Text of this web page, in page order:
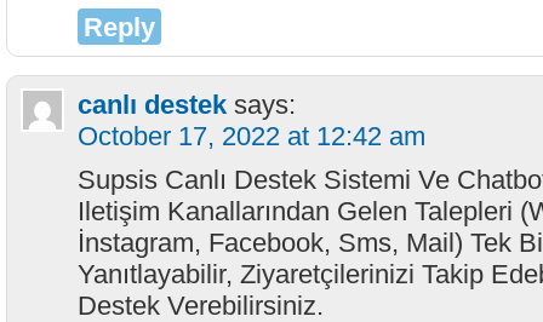
Reply
canlı destek says:
October 17, 2022 at 12:42 am
Supsis Canlı Destek Sistemi Ve
Iletişim Kanallarından Gelen Talepleri
İnstagram, Facebook, Sms, Mail) Tek
Yanıtlayabilir, Ziyaretçilerinizi Takip
Destek Verebilirsiniz.